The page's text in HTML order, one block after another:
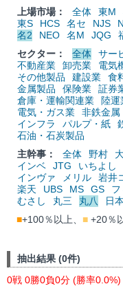
上場市場：
全体 東M
東S
HCS 名セ NJS
名2
NEO 名M JQG
セクター：
全体 サー
不動産業
卸売業 電気
その他製品
建設業 食
金属製品
保険業 証券
倉庫・運輸関連業
陸運
電気・ガス業
非鉄金属
インフラ
パルプ・紙
石油・石炭製品
主幹事：
全体 野村
インベ
JTG いちよし
インヴァ
メリル 岩井
楽天
UBS MS GS フ
むさし
丸三 丸八 日
■+100％以上、 ■ +20％
抽出結果 (0件)
0戦 0勝0負0分 (勝率0.0%)